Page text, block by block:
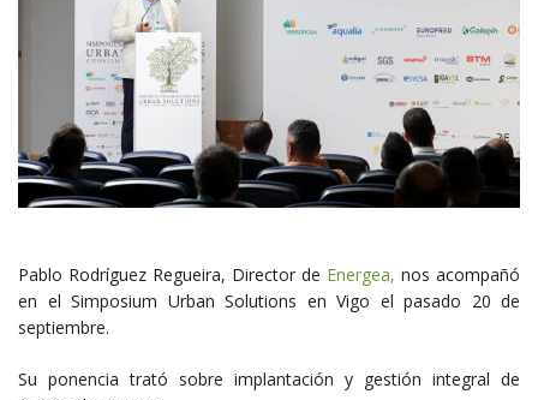
Pablo Rodríguez Regueira, Director de Energea, nos acompañó
en el Simposium Urban Solutions en Vigo el pasado 20 de
septiembre.
Su ponencia trató sobre implantación y gestión integral de